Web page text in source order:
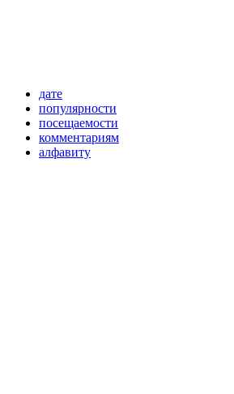
дате
популярности
посещаемости
комментариям
алфавиту